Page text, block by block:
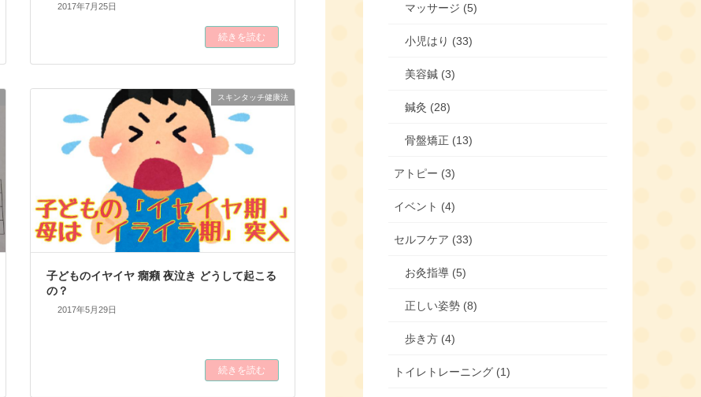
2017年7月25日
続きを読む
スキンタッチ健康法
子どものイヤイヤ 癇癪 夜泣き どうして起こる
の？
2017年5月29日
続きを読む
マッサージ (5)
小児はり (33)
美容鍼 (3)
鍼灸 (28)
骨盤矯正 (13)
アトピー (3)
イベント (4)
セルフケア (33)
お灸指導 (5)
正しい姿勢 (8)
歩き方 (4)
トイレトレーニング (1)